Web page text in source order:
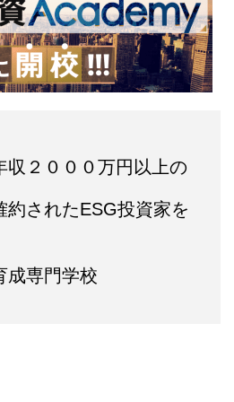
収２０００万円以上の
約されたESG投資家を
成専門学校